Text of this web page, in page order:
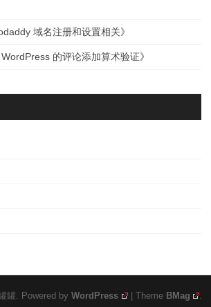
域名注册和设置相关》
的评论添加算术验证》
罐. Powered by WordPress | Theme BMag .